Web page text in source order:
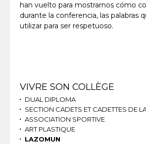
han vuelto para mostrarnos cómo
durante la conferencia, las palabras
utilizar para ser respetuoso.
Navigation
VIVRE SON COLLÈGE
DUAL DIPLOMA
SECTION CADETS ET CADETTES DE
ASSOCIATION SPORTIVE
ART PLASTIQUE
LAZOMUN